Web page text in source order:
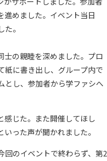
進めました。イベント当日
。
士の親睦を深めました。プロ
紙に書き出し、グループ内で
とし、参加者から学ファシへ
感じた。また開催してほし
った声が聞かれました。
回のイベントで終わらず、第2